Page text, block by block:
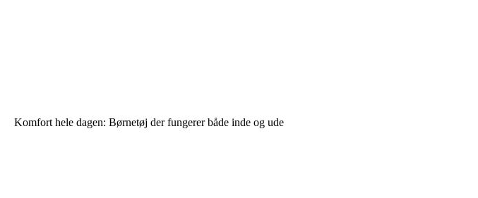
Komfort hele dagen: Børnetøj der fungerer både inde og ude